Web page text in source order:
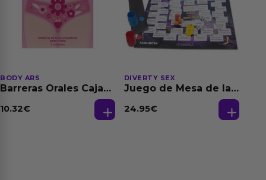
BODY ARS
Barreras Orales Caja
10.32€
DIVERTY SEX
Juego de Mesa de las
24.95€